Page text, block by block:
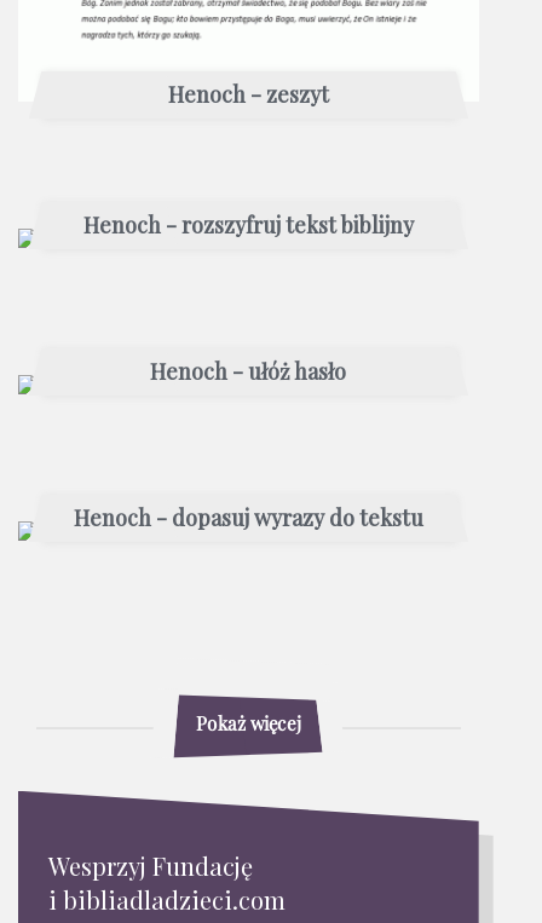
Henoch - zeszyt
Henoch - rozszyfruj tekst biblijny
Henoch - ułóż hasło
Henoch - dopasuj wyrazy do tekstu
Pokaż więcej
Wesprzyj Fundację
i bibliadladzieci.com